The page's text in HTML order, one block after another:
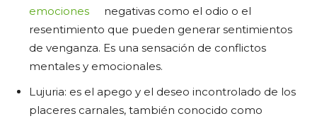
emociones
negativas como el odio o el
resentimiento que pueden generar sentimientos
de venganza. Es una sensación de conflictos
mentales y emocionales.
Lujuria: es el apego y el deseo incontrolado de los
placeres carnales, también conocido como